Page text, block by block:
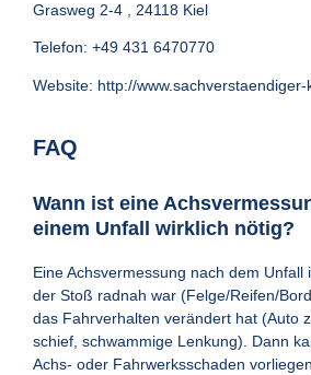
Grasweg 2-4 , 24118 Kiel
Telefon: +49 431 6470770
Website: http://www.sachverstaendiger-
FAQ
Wann ist eine
einem Unfall wirklich nötig?
Eine Achsvermessung nach dem Unfall
der Stoß radnah war (Felge/Reifen/
das Fahrverhalten verändert hat (Auto
schief, schwammige Lenkung). Dann
Achs- oder Fahrwerksschaden